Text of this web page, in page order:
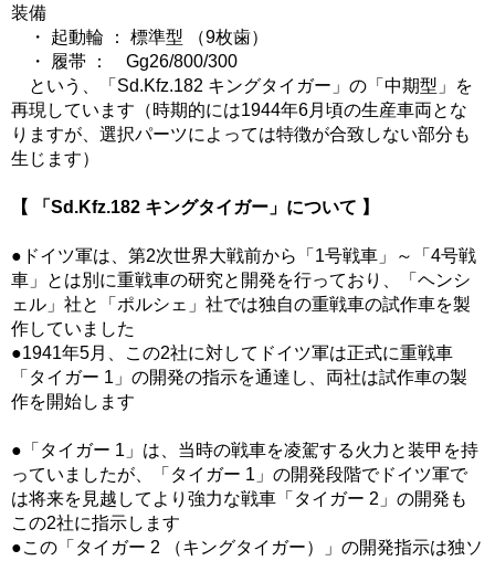
装備
・ 起動輪 ： 標準型 （9枚歯）
・ 履帯 ： Gg26/800/300
という、「Sd.Kfz.182 キングタイガー」の「中期型」を
再現しています（時期的には1944年6月頃の生産車両とな
りますが、選択パーツによっては特徴が合致しない部分も
生じます）
【 「Sd.Kfz.182 キングタイガー」について 】
●ドイツ軍は、第2次世界大戦前から「1号戦車」～「4号戦
車」とは別に重戦車の研究と開発を行っており、「ヘンシ
ェル」社と「ポルシェ」社では独自の重戦車の試作車を製
作していました
●1941年5月、この2社に対してドイツ軍は正式に重戦車
「タイガー 1」の開発の指示を通達し、両社は試作車の製
作を開始します
●「タイガー 1」は、当時の戦車を凌駕する火力と装甲を持
っていましたが、「タイガー 1」の開発段階でドイツ軍で
は将来を見越してより強力な戦車「タイガー 2」の開発も
この2社に指示します
●この「タイガー 2 （キングタイガー）」の開発指示は独ソ